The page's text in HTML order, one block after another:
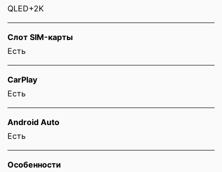
QLED+2K
Слот SIM-карты
Eсть
CarPlay
Есть
Android Auto
Есть
Особенности